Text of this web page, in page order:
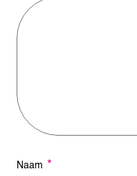
Naam *
n
a
e
: